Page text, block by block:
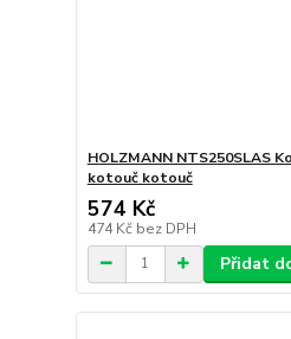
HOLZMANN NTS250SLAS
kotouč kotouč
574 Kč
474 Kč bez DPH
Přidat